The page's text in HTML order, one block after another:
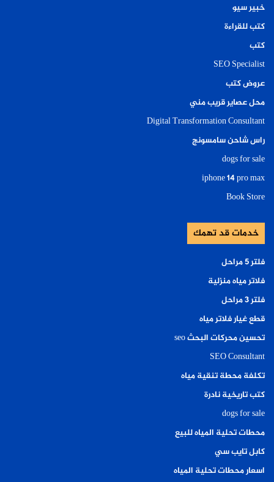
خبير سيو
كتب للقراءة
كتب
SEO Specialist
عروض كتب
محل عصاير قريب مني
Digital Transformation Consultant
راس شاحن سامسونج
dogs for sale
iphone 14 pro max
Book Store
خدمات قد تهمك
فلتر ٥ مراحل
فلاتر مياه منزلية
فلتر ٣ مراحل
قطع غيار فلاتر مياه
تحسين محركات البحث seo
SEO Consultant
تكلفة محطة تنقية مياه
كتب تاريخية نادرة
dogs for sale
محطات تحلية المياه للبيع
كابل تايب سي
اسعار محطات تحلية المياه